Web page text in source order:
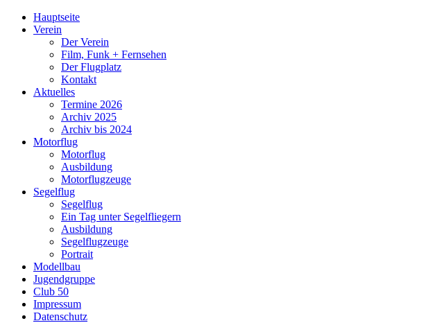
Hauptseite
Verein
Der Verein
Film, Funk + Fernsehen
Der Flugplatz
Kontakt
Aktuelles
Termine 2026
Archiv 2025
Archiv bis 2024
Motorflug
Motorflug
Ausbildung
Motorflugzeuge
Segelflug
Segelflug
Ein Tag unter Segelfliegern
Ausbildung
Segelflugzeuge
Portrait
Modellbau
Jugendgruppe
Club 50
Impressum
Datenschutz